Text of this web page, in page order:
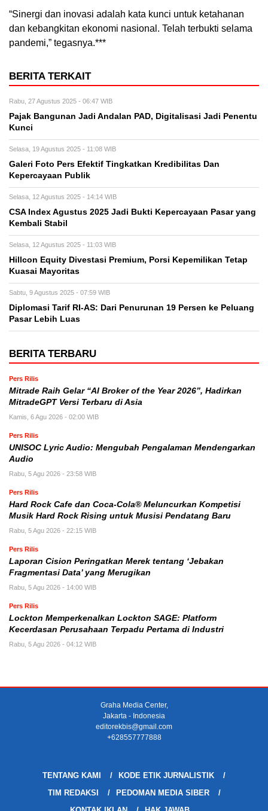
“Sinergi dan inovasi adalah kata kunci untuk ketahanan
dan kebangkitan ekonomi nasional. Telah terbukti selama
pandemi,” tegasnya.***
BERITA TERKAIT
Rabu, 27 Agustus 2025 - 06:47 WIB
Pajak Bangunan Jadi Andalan PAD, Digitalisasi Jadi Penentu
Kunci
Selasa, 19 Agustus 2025 - 11:08 WIB
Galeri Foto Pers Efektif Tingkatkan Kredibilitas Dan
Kepercayaan Publik
Selasa, 12 Agustus 2025 - 14:14 WIB
CSA Index Agustus 2025 Jadi Bukti Kepercayaan Pasar yang
Kembali Stabil
Selasa, 12 Agustus 2025 - 11:03 WIB
Hillcon Equity Divestasi Premium, Porsi Kepemilikan Tetap
Kuasai Mayoritas
Sabtu, 9 Agustus 2025 - 07:59 WIB
Diplomasi Tarif RI-AS: Dari Penurunan 19 Persen ke Peluang
Pasar Lebih Luas
BERITA TERBARU
Pers Rilis
Mitrade Raih Gelar “AI Broker of the Year 2026”, Hadirkan
MitradeGPT Versi Terbaru di Asia
Kamis, 6 Agu 2026 - 02:00 WIB
Pers Rilis
UNISOC Lyric Audio: Mengubah Pengalaman Mendengarkan
Audio
Rabu, 5 Agu 2026 - 23:58 WIB
Pers Rilis
Hard Rock Cafe dan Coca-Cola® Meluncurkan Kompetisi
Musik Hard Rock Rising untuk Musisi Pendatang Baru
Rabu, 5 Agu 2026 - 22:15 WIB
Pers Rilis
Laporan Cision Peringatkan Merek tentang ‘Jebakan
Fragmentasi Data’ yang Merugikan
Rabu, 5 Agu 2026 - 14:00 WIB
Pers Rilis
Lockton Memperkenalkan Lockton SAGE: Platform
Kecerdasan Perusahaan Terpadu Pertama di Industri
Rabu, 5 Agu 2026 - 04:12 WIB
Graha Media Center,
Jakarta - Indonesia
editorekbis@gmail.com
+628557777888
TENTANG KAMI
KODE ETIK JURNALISTIK
TIM REDAKSI
PEDOMAN MEDIA SIBER